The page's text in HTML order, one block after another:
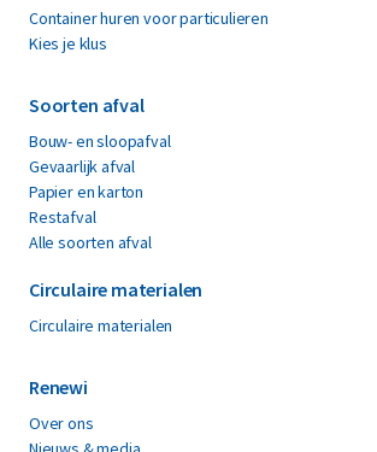
Container huren voor particulieren
Kies je klus
Soorten afval
Bouw- en sloopafval
Gevaarlijk afval
Papier en karton
Restafval
Alle soorten afval
Circulaire materialen
Circulaire materialen
Renewi
Over ons